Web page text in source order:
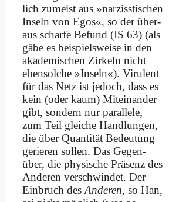
lich zu­meist aus »nar­ziss­ti­schen
In­seln von Egos«, so der über­
aus schar­fe Be­fund (IS 63) (als
gä­be es bei­spiels­wei­se in den
aka­de­mi­schen Zir­keln nicht
eben­sol­che »In­seln«). Vi­ru­lent
für das Netz ist je­doch, dass es
kein (oder kaum) Mit­ein­an­der
gibt, son­dern nur par­al­le­le,
zum Teil glei­che Hand­lun­gen,
die über Quan­ti­tät Be­deu­tung
ge­rie­ren sol­len. Das Ge­gen­
über, die phy­si­sche Prä­senz des
An­de­ren ver­schwin­det. Der
Ein­bruch des An­de­ren, so Han,